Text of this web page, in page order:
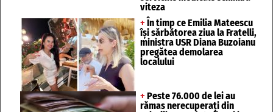
viteza
+ În timp ce Emilia Mateescu
își sărbătorea ziua la Fratelli,
ministra USR Diana Buzoianu
pregătea demolarea
localului
+ Peste 76.000 de lei au
rămas nerecuperați din